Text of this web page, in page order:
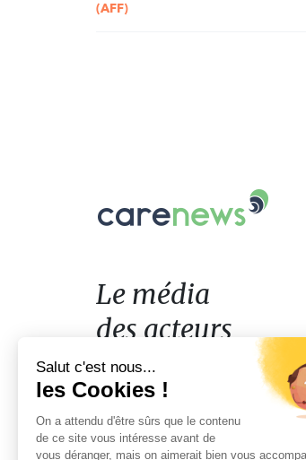
(AFF)
Le
acteurs
de
l'engagement
Le média
des acteurs
de l'engagement
Salut c'est nous...
les Cookies !
On a attendu d'être sûrs que le contenu
de ce site vous intéresse avant de
vous déranger, mais on aimerait bien vous